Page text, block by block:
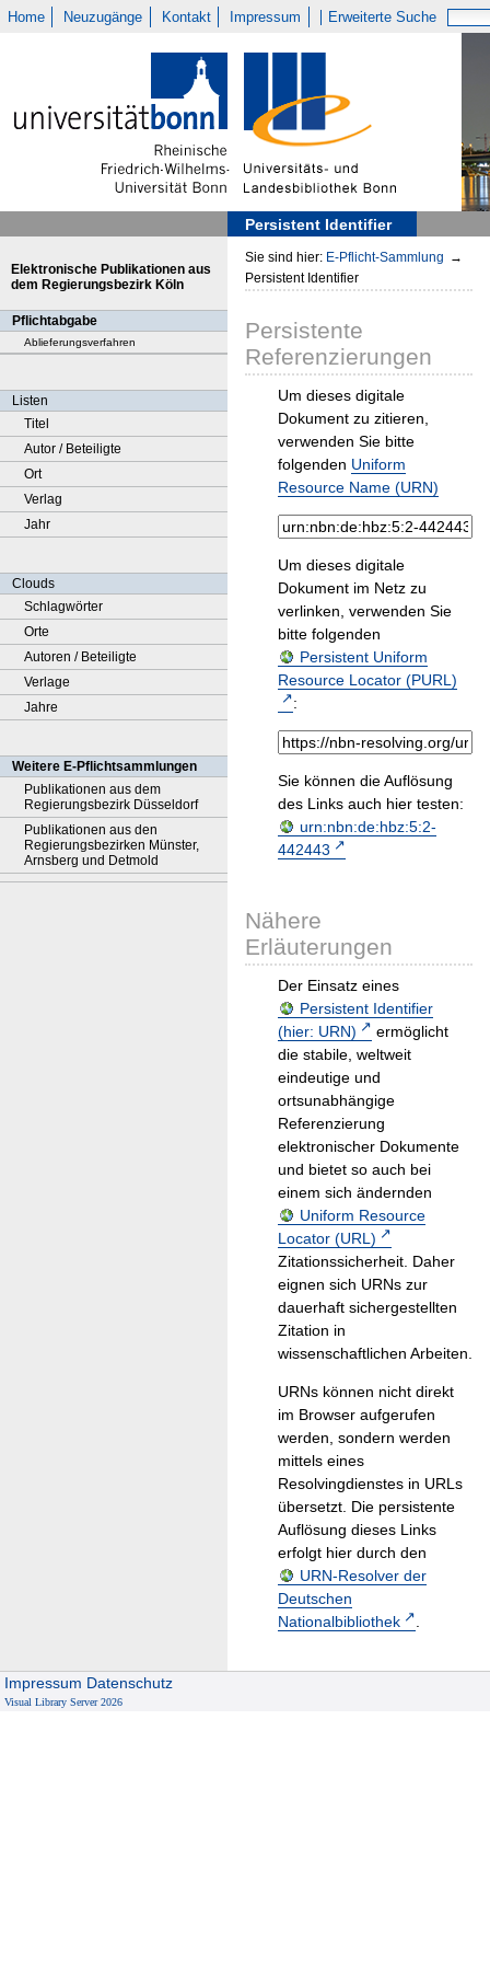
Home Neuzugänge Kontakt Impressum Erweiterte Suche
Persistent Identifier
Elektronische Publikationen aus
dem Regierungsbezirk Köln
Pflichtabgabe
Ablieferungsverfahren
Listen
Titel
Autor / Beteiligte
Ort
Verlag
Jahr
Clouds
Schlagwörter
Orte
Autoren / Beteiligte
Verlage
Jahre
Weitere E-Pflichtsammlungen
Publikationen aus dem
Regierungsbezirk Düsseldorf
Publikationen aus den
Regierungsbezirken Münster,
Arnsberg und Detmold
Sie sind hier: E-Pflicht-Sammlung →
Persistent Identifier
Persistente
Referenzierungen
Um dieses digitale
Dokument zu zitieren,
verwenden Sie bitte
folgenden Uniform
Resource Name (URN)
Um dieses digitale
Dokument im Netz zu
verlinken, verwenden Sie
bitte folgenden
Persistent Uniform
Resource Locator (PURL)
:
Sie können die Auflösung
des Links auch hier testen:
urn:nbn:de:hbz:5:2-
442443
Nähere
Erläuterungen
Der Einsatz eines
Persistent Identifier
(hier: URN)
ermöglicht
die stabile, weltweit
eindeutige und
ortsunabhängige
Referenzierung
elektronischer Dokumente
und bietet so auch bei
einem sich ändernden
Uniform Resource
Locator (URL)
Zitationssicherheit. Daher
eignen sich URNs zur
dauerhaft sichergestellten
Zitation in
wissenschaftlichen Arbeiten.
URNs können nicht direkt
im Browser aufgerufen
werden, sondern werden
mittels eines
Resolvingdienstes in URLs
übersetzt. Die persistente
Auflösung dieses Links
erfolgt hier durch den
URN-Resolver der
Deutschen
Nationalbibliothek
.
Impressum Datenschutz
Visual Library Server 2026